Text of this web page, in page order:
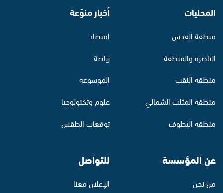
المحليات
منطقة القدس
الناصرة والمنطقة
منطقة النقب
منطقة المثلث الشمالي
منطقة البطوف
أخبار منوّعة
اقتصاد
رياضة
الموسوعة
علوم وتكنولوجيا
توقعات الطقس
عن المؤسسة
من نحن
للتواصل
الإعلان معنا